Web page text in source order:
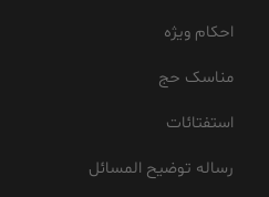
احکام ویژه
مناسک حج
استفتائات
رساله توضیح المسائل